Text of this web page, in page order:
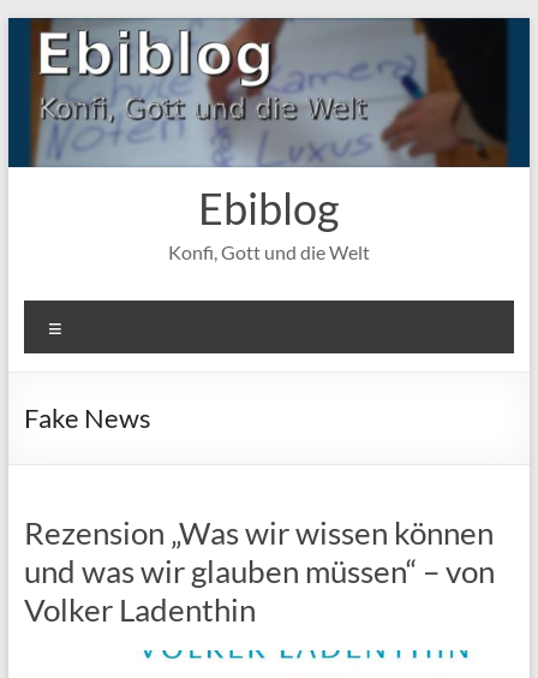
Zum
Inhalt
springen
Ebiblog
Konfi, Gott und die Welt
Fake News
Rezension „Was wir wissen können
und was wir glauben müssen“ – von
Volker Ladenthin